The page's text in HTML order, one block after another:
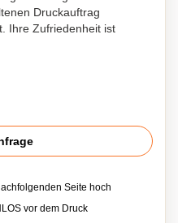
Druckauftrag
Ihre Zufriedenheit ist
Seite hoch
vor dem Druck